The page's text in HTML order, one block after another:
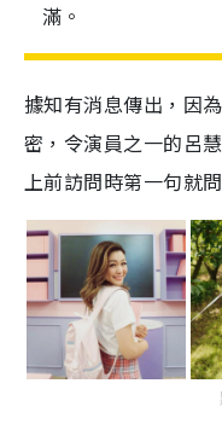
滿。
據知有消息傳出，因
密，令演員之一的呂
上前訪問時第一句就